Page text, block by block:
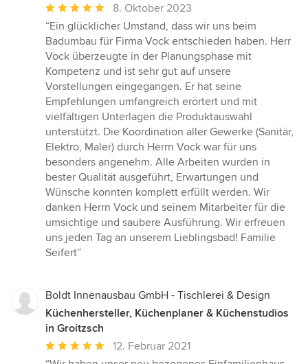
Durchschnittliche
Bewertung:
5
von
5
Sternen
8. Oktober 2023
“Ein glücklicher Umstand, dass wir uns beim
Badumbau für Firma Vock entschieden haben. Herr
Vock überzeugte in der Planungsphase mit
Kompetenz und ist sehr gut auf unsere
Vorstellungen eingegangen. Er hat seine
Empfehlungen umfangreich erörtert und mit
vielfältigen Unterlagen die Produktauswahl
unterstützt. Die Koordination aller Gewerke (Sanitär,
Elektro, Maler) durch Herrn Vock war für uns
besonders angenehm. Alle Arbeiten wurden in
bester Qualität ausgeführt, Erwartungen und
Wünsche konnten komplett erfüllt werden. Wir
danken Herrn Vock und seinem Mitarbeiter für die
umsichtige und saubere Ausführung. Wir erfreuen
uns jeden Tag an unserem Lieblingsbad! Familie
Seifert”
Boldt Innenausbau GmbH - Tischlerei & Design
Küchenhersteller, Küchenplaner & Küchenstudios
in Groitzsch
Durchschnittliche
Bewertung:
12. Februar 2021